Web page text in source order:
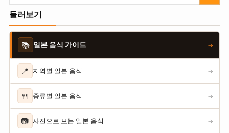
둘러보기
📚 일본 음식 가이드 →
📍 지역별 일본 음식 →
🍴 종류별 일본 음식 →
📷 사진으로 보는 일본 음식 →